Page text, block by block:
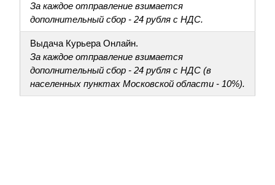
За каждое отправление взимается
дополнительный сбор - 24 рубля с НДС.
Выдача Курьера Онлайн.
За каждое отправление взимается
дополнительный сбор - 24 рубля с НДС (в
населенных пунктах Московской области - 10%).